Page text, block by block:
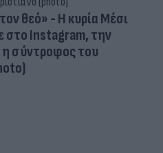
θεό» - Η κυρία Μέσι
στο Instagram, την
η σύντροφος του